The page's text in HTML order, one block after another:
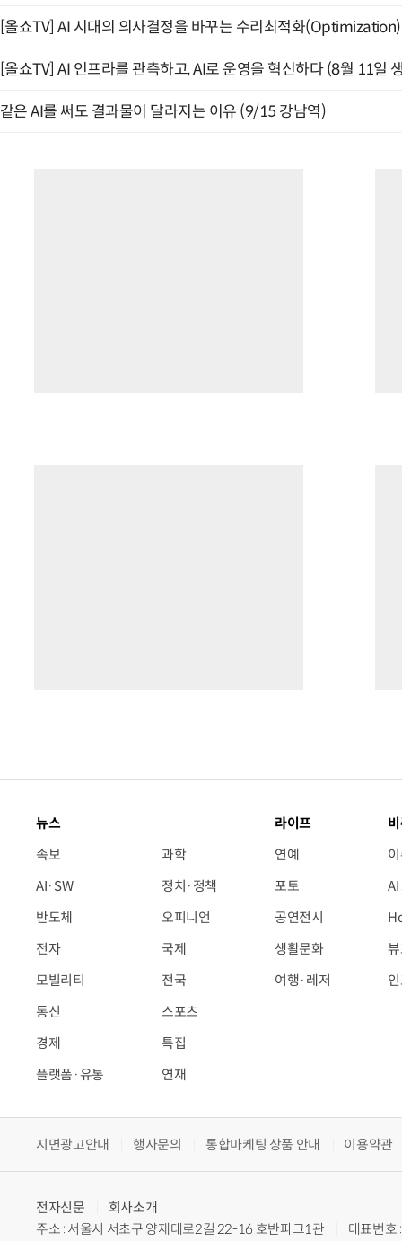
[올쇼TV] AI 시대의 의사결정을 바꾸는 수리최적화
[올쇼TV] AI 인프라를 관측하고, AI로 운영을 혁신하다 (8월 11일
같은 AI를 써도 결과물이 달라지는 이유 (9/15 강남역)
뉴스
속보
AI·SW
반도체
전자
모빌리티
통신
경제
플랫폼·유통
과학
정치·정책
오피니언
국제
전국
스포츠
특집
연재
라이프
연예
포토
공연전시
생활문화
여행·레저
지면광고안내 행사문의 통합마케팅 상품 안내 이용약관
전자신문
회사소개
주소 : 서울시 서초구 양재대로2길 22-16 호반파크1관
대표번